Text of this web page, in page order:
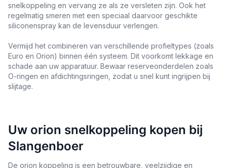
snelkoppeling en vervang ze als ze versleten zijn. Ook het
regelmatig smeren met een speciaal daarvoor geschikte
siliconenspray kan de levensduur verlengen.
Vermijd het combineren van verschillende profieltypes (zoals
Euro en Orion) binnen één systeem. Dit voorkomt lekkage en
schade aan uw apparatuur. Bewaar reserveonderdelen zoals
O-ringen en afdichtingsringen, zodat u snel kunt ingrijpen bij
slijtage.
Uw orion snelkoppeling kopen bij
Slangenboer
De orion koppeling is een betrouwbare, veelzijdige en